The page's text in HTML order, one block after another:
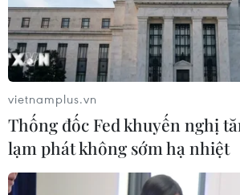
Mỹ bắt đầu áp dụng chính sách ký
quỹ thị thực mới, ảnh hưởng tới
chục nước
04/08/2026 01:25
25 bang của Mỹ kiện chính quyền
liên bang về chính sách thuế quan
vietnamplus.vn
Thống đốc Fed khuyến nghị
lạm phát không sớm hạ nhiệt